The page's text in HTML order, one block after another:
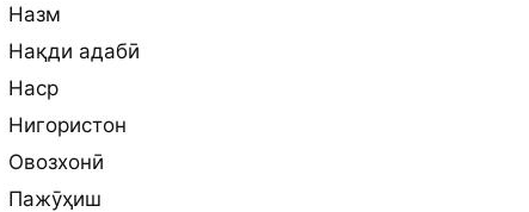
Назм
Нақди адабӣ
Наср
Нигористон
Овозхонӣ
Пажӯҳиш